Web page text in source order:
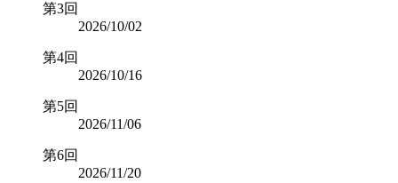
第3回
2026/10/02
第4回
2026/10/16
第5回
2026/11/06
第6回
2026/11/20